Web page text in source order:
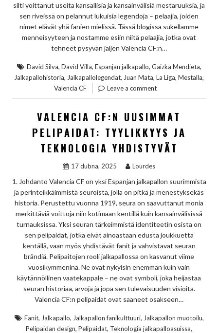
silti voittanut useita kansallisia ja kansainvälisiä mestaruuksia, ja
sen riveissä on pelannut lukuisia legendoja – pelaajia, joiden
nimet elävät yhä fanien mielissä. Tässä blogissa sukellamme
menneisyyteen ja nostamme esiin niitä pelaajia, jotka ovat
tehneet pysyvän jäljen Valencia CF:n…
David Silva, David Villa, Espanjan jalkapallo, Gaizka Mendieta,
Jalkapallohistoria, Jalkapallolegendat, Juan Mata, La Liga, Mestalla,
Valencia CF Leave a comment
VALENCIA CF:N UUSIMMAT
PELIPAIDAT: TYYLIKKYYS JA
TEKNOLOGIA YHDISTYVÄT
17 dubna, 2025 Lourdes
1. Johdanto Valencia CF on yksi Espanjan jalkapallon suurimmista
ja perinteikkäimmistä seuroista, jolla on pitkä ja menestyksekäs
historia. Perustettu vuonna 1919, seura on saavuttanut monia
merkittäviä voittoja niin kotimaan kentillä kuin kansainvälisissä
turnauksissa. Yksi seuran tärkeimmistä identiteetin osista on
sen pelipaidat, jotka eivät ainoastaan edusta joukkuetta
kentällä, vaan myös yhdistävät fanit ja vahvistavat seuran
brändiä. Pelipaitojen rooli jalkapallossa on kasvanut viime
vuosikymmeninä. Ne ovat nykyisin enemmän kuin vain
käytännöllinen vaatekappale – ne ovat symboli, joka heijastaa
seuran historiaa, arvoja ja jopa sen tulevaisuuden visioita.
Valencia CF:n pelipaidat ovat saaneet osakseen…
Fanit, Jalkapallo, Jalkapallon fanikulttuuri, Jalkapallon muotoilu,
Pelipaidan design, Pelipaidat, Teknologia jalkapalloasuissa,